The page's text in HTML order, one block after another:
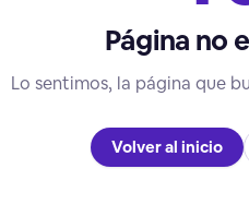
Página no
Lo sentimos, la página que
Volver al inicio